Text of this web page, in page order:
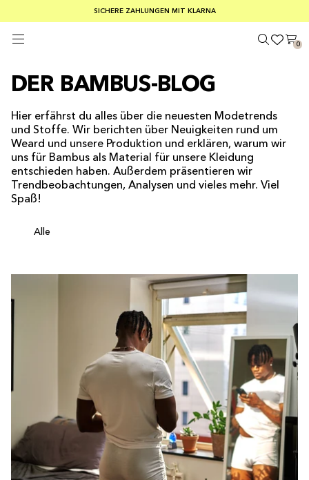
SOMMER-SCHLUSSVERKAUF: 30–50 % RABATT AUF ALLES
KOSTENLOSER VERSAND AB EINEM BESTELLWERT VON 100 €
SICHERE ZAHLUNGEN MIT KLARNA
0
DER BAMBUS-BLOG
Hier erfährst du alles über die neuesten Modetrends
und Stoffe. Wir berichten über Neuigkeiten rund um
Weard und unsere Produktion und erklären, warum wir
uns für Bambus als Material für unsere Kleidung
entschieden haben. Außerdem präsentieren wir
Trendbeobachtungen, Analysen und vieles mehr. Viel
Spaß!
Alle